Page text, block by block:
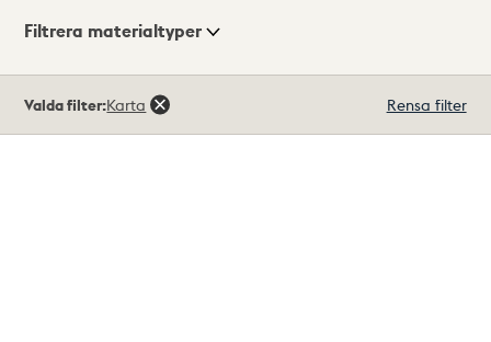
Visningsläge
Filtrera materialtyper
träffar
Valda filter:Karta Rensa filter